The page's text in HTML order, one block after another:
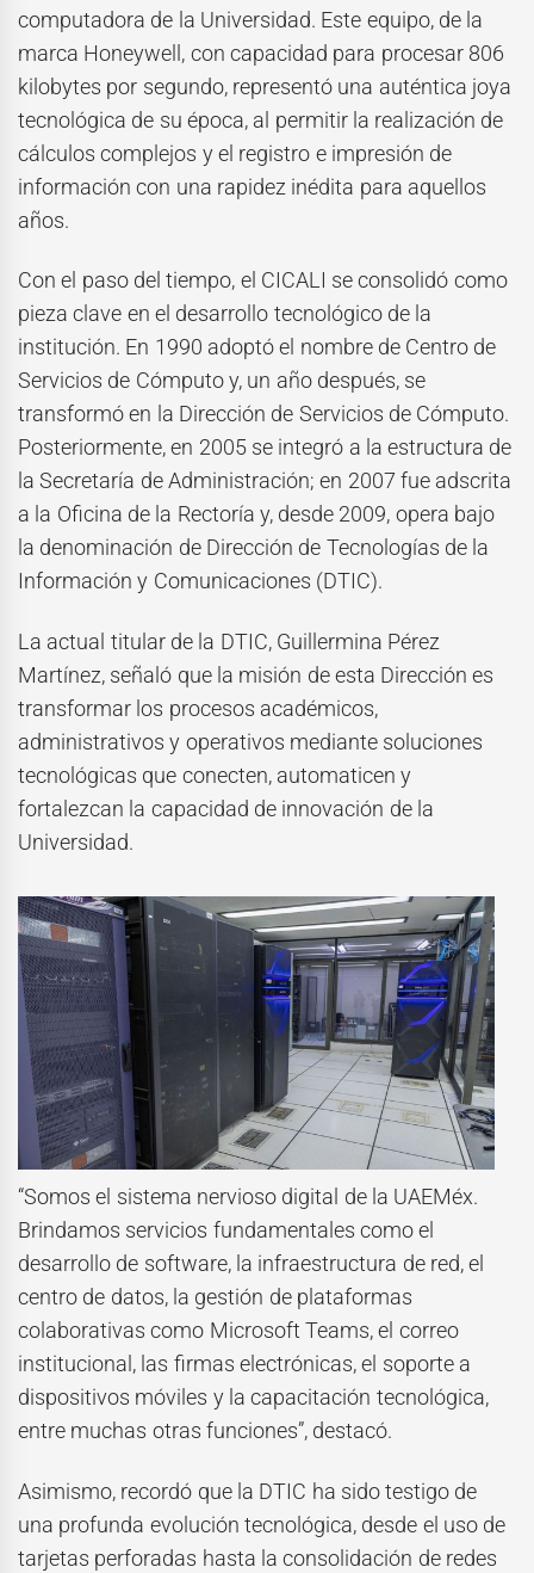
computadora de la Universidad. Este equipo, de la
marca Honeywell, con capacidad para procesar 806
kilobytes por segundo, representó una auténtica joya
tecnológica de su época, al permitir la realización de
cálculos complejos y el registro e impresión de
información con una rapidez inédita para aquellos
años.
Con el paso del tiempo, el CICALI se consolidó como
pieza clave en el desarrollo tecnológico de la
institución. En 1990 adoptó el nombre de Centro de
Servicios de Cómputo y, un año después, se
transformó en la Dirección de Servicios de Cómputo.
Posteriormente, en 2005 se integró a la estructura de
la Secretaría de Administración; en 2007 fue adscrita
a la Oficina de la Rectoría y, desde 2009, opera bajo
la denominación de Dirección de Tecnologías de la
Información y Comunicaciones (DTIC).
La actual titular de la DTIC, Guillermina Pérez
Martínez, señaló que la misión de esta Dirección es
transformar los procesos académicos,
administrativos y operativos mediante soluciones
tecnológicas que conecten, automaticen y
fortalezcan la capacidad de innovación de la
Universidad.
“Somos el sistema nervioso digital de la UAEMéx.
Brindamos servicios fundamentales como el
desarrollo de software, la infraestructura de red, el
centro de datos, la gestión de plataformas
colaborativas como Microsoft Teams, el correo
institucional, las firmas electrónicas, el soporte a
dispositivos móviles y la capacitación tecnológica,
entre muchas otras funciones”, destacó.
Asimismo, recordó que la DTIC ha sido testigo de
una profunda evolución tecnológica, desde el uso de
tarjetas perforadas hasta la consolidación de redes